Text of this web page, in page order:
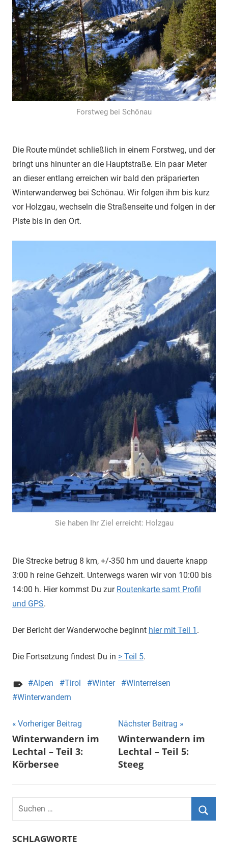
Forstweg bei Schönau
Die Route mündet schließlich in einem Forstweg, und der
bringt uns hinunter an die Hauptstraße. Ein paar Meter
an dieser entlang erreichen wir bald den präparierten
Winterwanderweg bei Schönau. Wir folgen ihm bis kurz
vor Holzgau, wechseln die Straßenseite und folgen in der
Piste bis in den Ort.
Sie haben Ihr Ziel erreicht: Holzgau
Die Strecke betrug 8 km, +/-350 hm und dauerte knapp
3:00 h reine Gehzeit. Unterwegs waren wir von 10:00 bis
14:00 h. Hier kommst Du zur Routenkarte samt Profil
und GPS.
Der Bericht der Wanderwoche beginnt hier mit Teil 1 .
Die Fortsetzung findest Du in > Teil 5.
Alpen Tirol Winter
Winterreisen
Winterwandern
Beitragsnavigation
Vorheriger Beitrag
Winterwandern im
Lechtal – Teil 3:
Körbersee
Nächster Beitrag
Winterwandern im
Lechtal – Teil 5:
Steeg
Suchen
nach:
SCHLAGWORTE